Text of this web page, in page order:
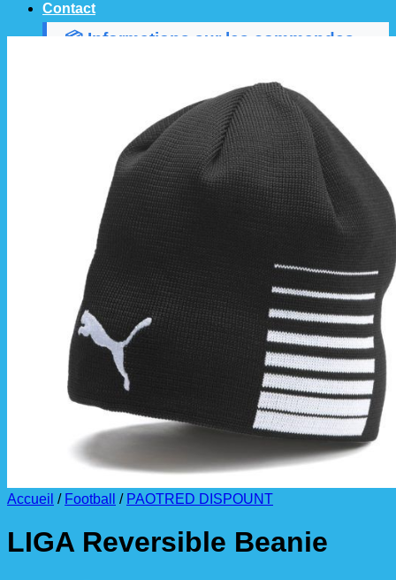
📦 Informations sur les commandes
Les commandes sont passéesles 1er et 15 de
auprès de nos fournisseurs.
À partir de ces dates, ledélai de livraison est
d'environ 3 semaines.
La livraison est effectuée directement au club .
La commande est à récupérer auprès du
référent des équipements du club
Contact
Accueil / Football / PAOTRED DISPOUNT
LIGA Reversible Beanie